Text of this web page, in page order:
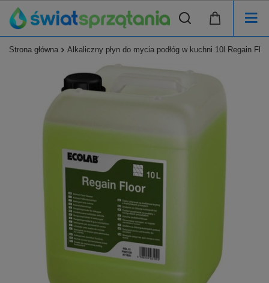
Strona główna Alkaliczny płyn do mycia podłóg w kuchni 10l Regain